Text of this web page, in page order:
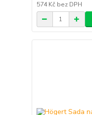
574 Kč bez DPH